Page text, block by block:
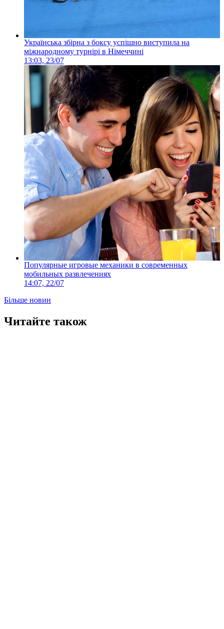
Українська збірна з боксу успішно виступила на
міжнародному турнірі в Німеччині
13:03, 23/07
Популярные игровые механики в современных
мобильных развлечениях
14:07, 22/07
Більше новин
Читайте також